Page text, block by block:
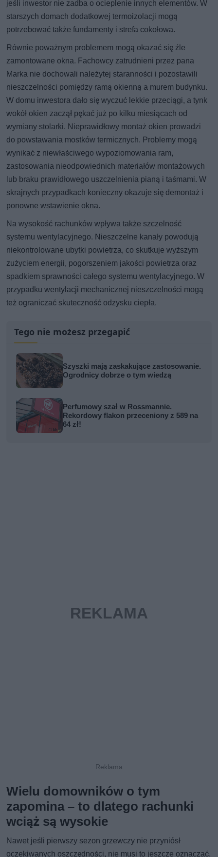
jeśli inwestor nie zadba o ocieplenie innych elementów. W
starszych domach dodatkowej termoizolacji mogą
potrzebować także fundamenty i strefa cokołowa.
Równie poważnym problemem mogą okazać się źle
zamontowane okna. Fachowcy zatrudnieni przez pana
Marka nie dochowali należytej staranności i pozostawili
nieszczelności pomiędzy ramą okienną a murem budynku.
W domu inwestora dało się wyczuć lekkie przeciągi, a tynk
wokół okien zaczął pękać już po kilku miesiącach od
wymiany stolarki. Nieprawidłowy montaż okien prowadzi
do powstawania mostków termicznych. Problemy mogą
wynikać z niewłaściwego wypoziomowania ram,
zastosowania nieodpowiednich materiałów montażowych
lub braku prawidłowego uszczelnienia pianą i taśmami. W
skrajnych przypadkach konieczny okazuje się demontaż i
ponowne wstawienie okna.
Na wysokość rachunków wpływa także szczelność
systemu wentylacyjnego. Nieszczelne kanały powodują
niekontrolowane ubytki powietrza, co skutkuje wyższym
zużyciem energii, pogorszeniem jakości powietrza oraz
spadkiem sprawności całego systemu wentylacyjnego. W
przypadku wentylacji mechanicznej nieszczelności mogą
też ograniczać skuteczność odzysku ciepła.
Tego nie możesz przegapić
Szyszki mają zaskakujące zastosowanie.
Ogrodnicy dobrze o tym wiedzą
Perfumowy szał w Rossmannie.
Rekordowy flakon przeceniony z 589 na
64 zł!
Wielu domowników o tym
zapomina – to dlatego rachunki
wciąż są wysokie
Nawet jeśli pierwszy sezon grzewczy nie przyniósł
oczekiwanych oszczędności, nie musi to jeszcze oznaczać,